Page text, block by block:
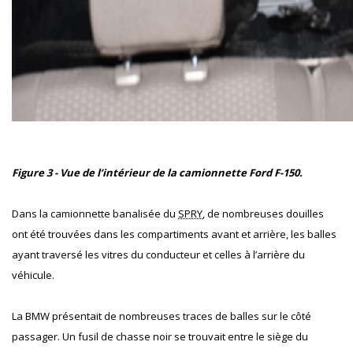
Figure 3 - Vue de l’intérieur de la camionnette Ford F-150.
Dans la camionnette banalisée du SPRY, de nombreuses douilles
ont été trouvées dans les compartiments avant et arrière, les balles
ayant traversé les vitres du conducteur et celles à l’arrière du
véhicule.
La BMW présentait de nombreuses traces de balles sur le côté
passager. Un fusil de chasse noir se trouvait entre le siège du